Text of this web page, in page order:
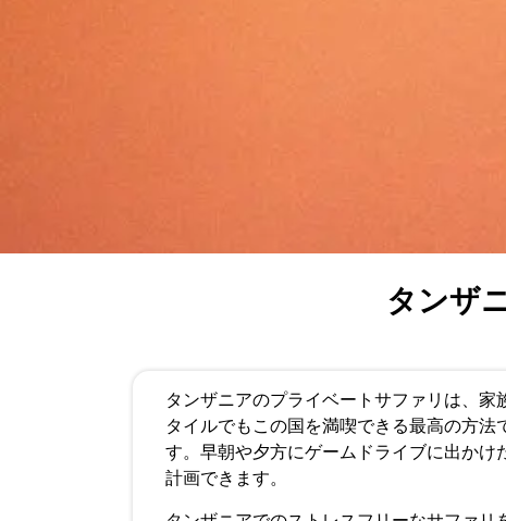
タンザ
タンザニアのプライベートサファリは、
タイルでもこの​​国を満喫できる最高の方
す。早朝や夕方にゲームドライブに出か
計画できます。